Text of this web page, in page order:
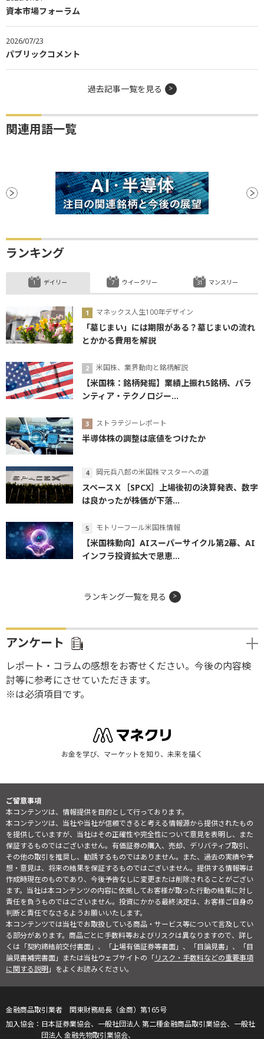
資本市場フォーラム
2026/07/23
パブリックコメント
過去記事一覧を見る
関連用語一覧
ランキング
デイリー
マネックス人生100年デザイン
「墓じまい」には期限がある？墓じまいの流れ
とかかる費用を解説
米国株、業界動向と銘柄解説
【米国株：銘柄発掘】業績上振れ5銘柄、パラ
ンティア・テクノロジー...
ストラテジーレポート
半導体株の調整は底値をつけたか
岡元兵八郎の米国株マスターへの道
スペースＸ［SPCX］上場後初の決算発表、数字
は良かったが株価が下落...
モトリーフール米国株情報
【米国株動向】AIスーパーサイクル第2幕、AI
インフラ投資拡大で恩恵...
ウイークリー マンスリー
ランキング一覧を見る
アンケート
レポート・コラムの感想をお寄せください。今後の内容検
討等に参考にさせていただきます。
※は必須項目です。
お金を学び、マーケットを知り、未来を描く
ご留意事項
本コンテンツは、情報提供を目的として行っております。
本コンテンツは、当社や当社が信頼できると考える情報源から提供されたもの
を提供していますが、当社はその正確性や完全性について意見を表明し、また
保証するものではございません。有価証券の購入、売却、デリバティブ取引、
その他の取引を推奨し、勧誘するものではありません。また、過去の実績や予
想・意見は、将来の結果を保証するものではございません。提供する情報等は
作成時現在のものであり、今後予告なしに変更または削除されることがござい
ます。当社は本コンテンツの内容に依拠してお客様が取った行動の結果に対し
責任を負うものではございません。投資にかかる最終決定は、お客様ご自身の
判断と責任でなさるようお願いいたします。
本コンテンツでは当社でお取扱している商品・サービス等について言及してい
る部分があります。商品ごとに手数料等およびリスクは異なりますので、詳し
くは「契約締結前交付書面」、「上場有価証券等書面」、「目論見書」、「目
論見書補完書面」または当社ウェブサイトの「リスク・手数料などの重要事項
に関する説明」をよくお読みください。
金融商品取引業者 関東財務局長（金商）第165号
日本証券業協会、一般社団法人 第二種金融商品取引業協会、一般社
団法人 金融先物取引業協会、